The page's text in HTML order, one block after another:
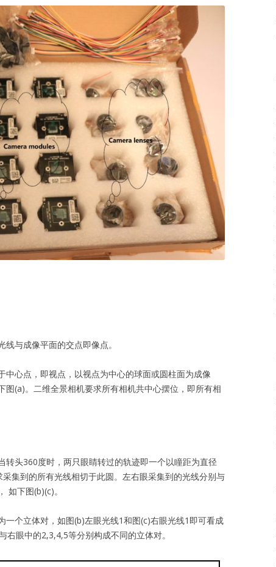
与成像平面的交点即像点。
中心点，即视点，以视点为中心的球面或圆柱面为成像
图(a)。二维全景相机要求所有相机共中心摆位，即所有相
转头360度时，两只眼睛转过的轨迹即一个以瞳距为直径
集到的所有光线相切于此圆。左右眼采集到的光线分别与
如下图(b)(c)。
一个立体对，如图(b)左眼光线1和图(c)右眼光线1即可看成
眼中的2,3,4,5等分别构成不同的立体对。